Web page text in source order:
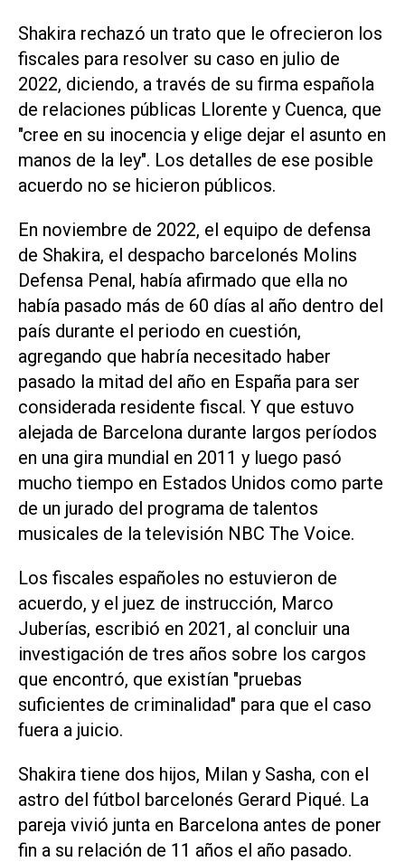
Shakira rechazó un trato que le ofrecieron los
fiscales para resolver su caso en julio de
2022, diciendo, a través de su firma española
de relaciones públicas Llorente y Cuenca, que
"cree en su inocencia y elige dejar el asunto en
manos de la ley". Los detalles de ese posible
acuerdo no se hicieron públicos.
En noviembre de 2022, el equipo de defensa
de Shakira, el despacho barcelonés Molins
Defensa Penal, había afirmado que ella no
había pasado más de 60 días al año dentro del
país durante el periodo en cuestión,
agregando que habría necesitado haber
pasado la mitad del año en España para ser
considerada residente fiscal. Y que estuvo
alejada de Barcelona durante largos períodos
en una gira mundial en 2011 y luego pasó
mucho tiempo en Estados Unidos como parte
de un jurado del programa de talentos
musicales de la televisión NBC The Voice.
Los fiscales españoles no estuvieron de
acuerdo, y el juez de instrucción, Marco
Juberías, escribió en 2021, al concluir una
investigación de tres años sobre los cargos
que encontró, que existían "pruebas
suficientes de criminalidad" para que el caso
fuera a juicio.
Shakira tiene dos hijos, Milan y Sasha, con el
astro del fútbol barcelonés Gerard Piqué. La
pareja vivió junta en Barcelona antes de poner
fin a su relación de 11 años el año pasado.